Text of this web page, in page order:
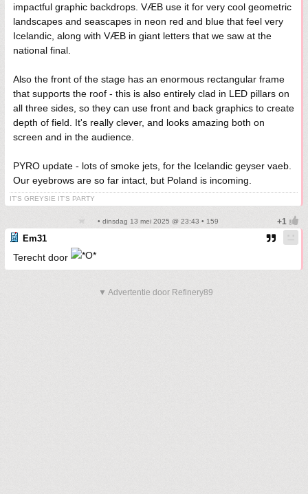
impactful graphic backdrops. VÆB use it for very cool geometric
landscapes and seascapes in neon red and blue that feel very
Icelandic, along with VÆB in giant letters that we saw at the
national final.
Also the front of the stage has an enormous rectangular frame
that supports the roof - this is also entirely clad in LED pillars on
all three sides, so they can use front and back graphics to create
depth of field. It's really clever, and looks amazing both on
screen and in the audience.
PYRO update - lots of smoke jets, for the Icelandic geyser vaeb.
Our eyebrows are so far intact, but Poland is incoming.
IT'S GREYSIE IT'S PARTY
• dinsdag 13 mei 2025 @ 23:43 • 159
Em31
Terecht door
▼ Advertentie door Refinery89